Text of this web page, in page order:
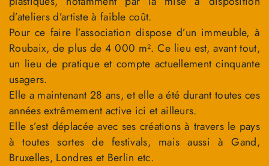
d’ateliers d’artiste à faible coût.
Pour ce faire l’association dispose d’un immeuble, à
Roubaix, de plus de 4 000 m². Ce lieu est, avant tout,
un lieu de pratique et compte actuellement cinquante
usagers.
Elle a maintenant 28 ans, et elle a été durant toutes ces
années extrêmement active ici et ailleurs.
Elle s’est déplacée avec ses créations à travers le pays
à toutes sortes de festivals, mais aussi à Gand,
Bruxelles, Londres et Berlin etc.